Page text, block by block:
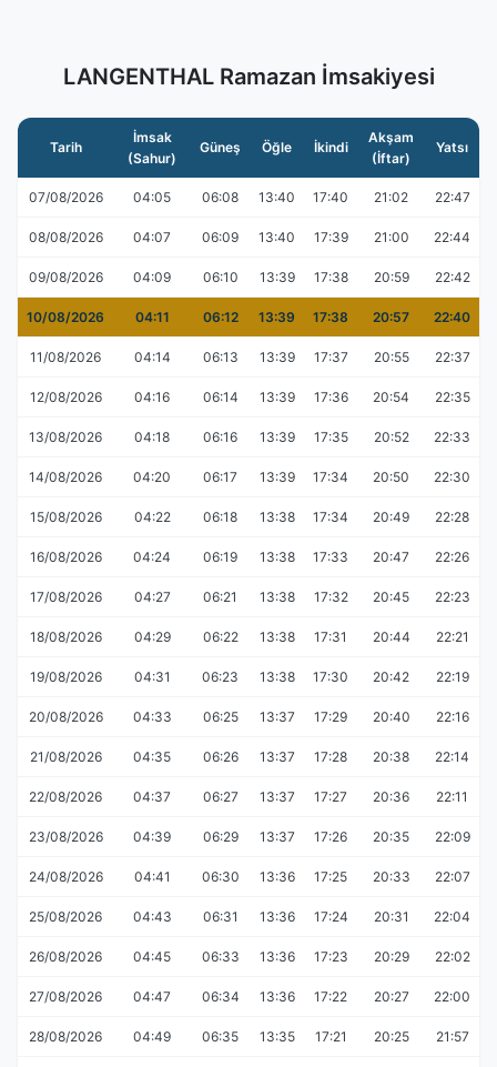
LANGENTHAL Ramazan İmsakiyesi
Tarih
İmsak
(Sahur)
Güneş Öğle İkindi
Akşam
(İftar)
Yatsı
07/08/2026 04:05 06:08 13:40 17:40 21:02 22:47
08/08/2026 04:07 06:09 13:40 17:39 21:00 22:44
09/08/2026 04:09 06:10 13:39 17:38 20:59 22:42
10/08/2026 04:11 06:12 13:39 17:38 20:57 22:40
11/08/2026 04:14 06:13 13:39 17:37 20:55 22:37
12/08/2026 04:16 06:14 13:39 17:36 20:54 22:35
13/08/2026 04:18 06:16 13:39 17:35 20:52 22:33
14/08/2026 04:20 06:17 13:39 17:34 20:50 22:30
15/08/2026 04:22 06:18 13:38 17:34 20:49 22:28
16/08/2026 04:24 06:19 13:38 17:33 20:47 22:26
17/08/2026 04:27 06:21 13:38 17:32 20:45 22:23
18/08/2026 04:29 06:22 13:38 17:31 20:44 22:21
19/08/2026 04:31 06:23 13:38 17:30 20:42 22:19
20/08/2026 04:33 06:25 13:37 17:29 20:40 22:16
21/08/2026 04:35 06:26 13:37 17:28 20:38 22:14
22/08/2026 04:37 06:27 13:37 17:27 20:36 22:11
23/08/2026 04:39 06:29 13:37 17:26 20:35 22:09
24/08/2026 04:41 06:30 13:36 17:25 20:33 22:07
25/08/2026 04:43 06:31 13:36 17:24 20:31 22:04
26/08/2026 04:45 06:33 13:36 17:23 20:29 22:02
27/08/2026 04:47 06:34 13:36 17:22 20:27 22:00
28/08/2026 04:49 06:35 13:35 17:21 20:25 21:57